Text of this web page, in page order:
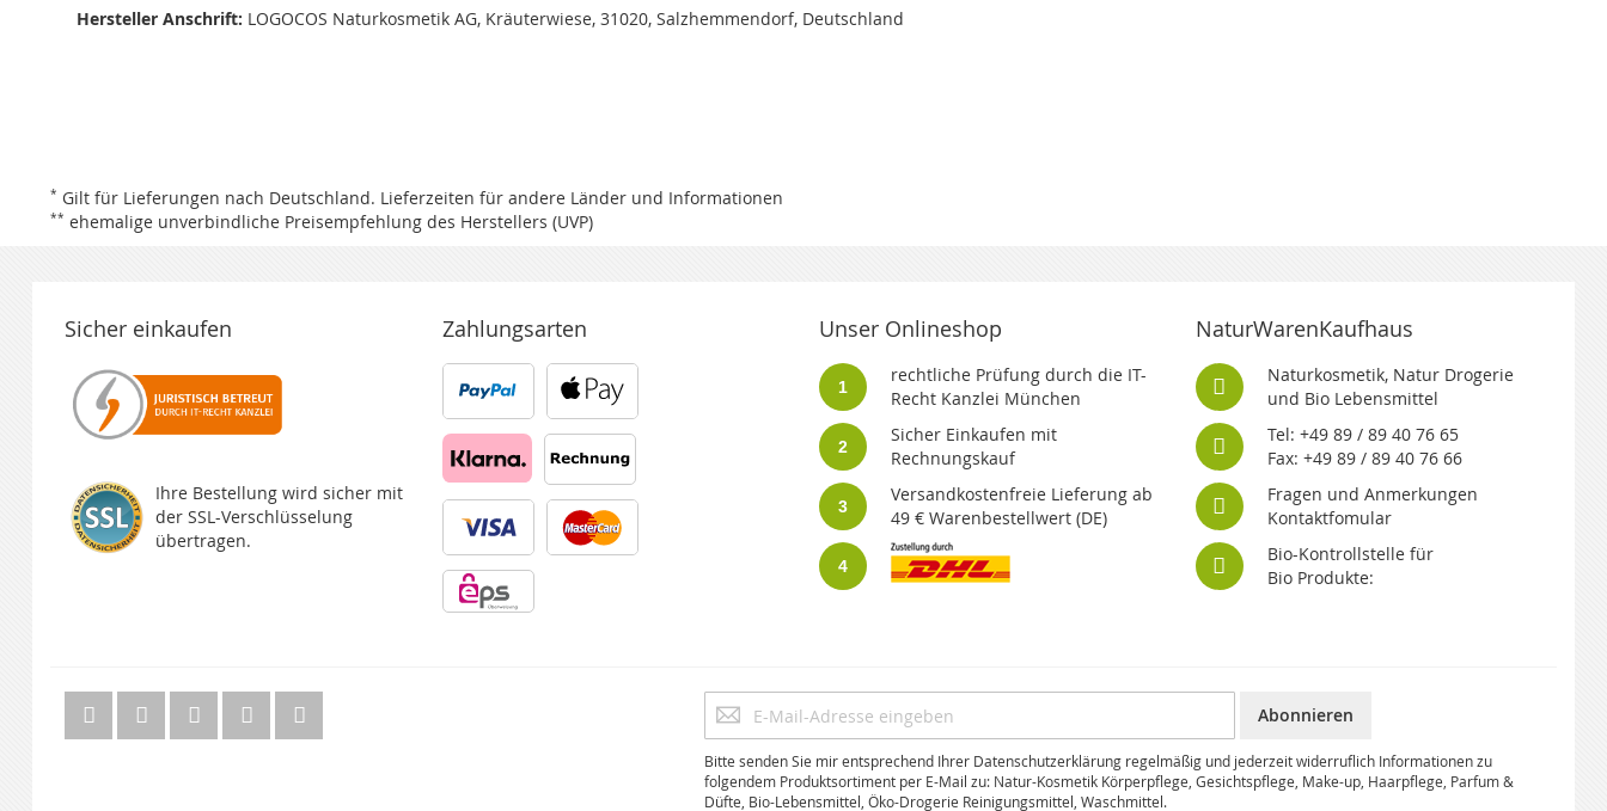
Hersteller Anschrift: LOGOCOS Naturkosmetik AG, Kräuterwiese, 31020, Salzhemmendorf, Deutschland
* Gilt für Lieferungen nach Deutschland. Lieferzeiten für andere Länder und Informationen
** ehemalige unverbindliche Preisempfehlung des Herstellers (UVP)
Sicher einkaufen
Ihre Bestellung wird sicher mit
der SSL-Verschlüsselung
übertragen.
Zahlungsarten Unser Onlineshop
1
rechtliche Prüfung durch die IT-
Recht Kanzlei München
2
Sicher Einkaufen mit
Rechnungskauf
3
Versandkostenfreie Lieferung ab
49 € Warenbestellwert (DE)
4
NaturWarenKaufhaus
Naturkosmetik, Natur Drogerie
und Bio Lebensmittel
Tel: +49 89 / 89 40 76 65
Fax: +49 89 / 89 40 76 66
Fragen und Anmerkungen
Kontaktfomular
Bio-Kontrollstelle für
Bio Produkte:
Anmeldung
zum
Newsletter:
Abonnieren
Bitte senden Sie mir entsprechend Ihrer Datenschutzerklärung regelmäßig und jederzeit widerruflich Informationen zu
folgendem Produktsortiment per E-Mail zu: Natur-Kosmetik Körperpflege, Gesichtspflege, Make-up, Haarpflege, Parfum &
Düfte, Bio-Lebensmittel, Öko-Drogerie Reinigungsmittel, Waschmittel.